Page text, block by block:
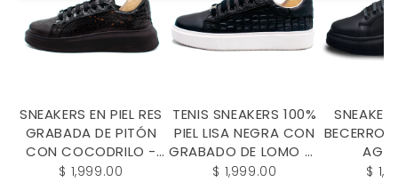
SNEAKERS EN PIEL RES
GRABADA DE PITÓN
CON COCODRILO -
EUIW982O
$ 1,999.00
TENIS SNEAKERS 100%
PIEL LISA NEGRA CON
GRABADO DE LOMO DE
COCODRILO EN -
$ 1,999.00
BECERRO
$